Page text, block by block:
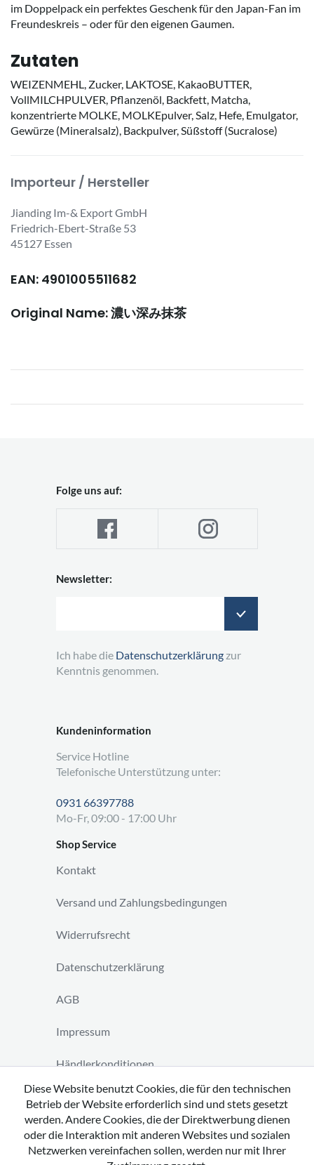
im Doppelpack ein perfektes Geschenk für den Japan-Fan im
Freundeskreis – oder für den eigenen Gaumen.
Zutaten
WEIZENMEHL, Zucker, LAKTOSE, KakaoBUTTER,
VollMILCHPULVER, Pflanzenöl, Backfett, Matcha,
konzentrierte MOLKE, MOLKEpulver, Salz, Hefe, Emulgator,
Gewürze (Mineralsalz), Backpulver, Süßstoff (Sucralose)
Importeur / Hersteller
Jianding Im-& Export GmbH
Friedrich-Ebert-Straße 53
45127 Essen
EAN: 4901005511682
Original Name: 濃い深み抹茶
Kundeninformation
Service Hotline
Telefonische Unterstützung unter:
0931 66397788
Mo-Fr, 09:00 - 17:00 Uhr
Shop Service
Kontakt
Versand und Zahlungsbedingungen
Widerrufsrecht
Datenschutzerklärung
AGB
Impressum
Händlerkonditionen
Vertrag widerrufen
Folge uns auf:
Newsletter:
Ich habe die Datenschutzerklärung zur
Kenntnis genommen.
Diese Website benutzt Cookies, die für den technischen
Betrieb der Website erforderlich sind und stets gesetzt
werden. Andere Cookies, die der Direktwerbung dienen
oder die Interaktion mit anderen Websites und sozialen
Netzwerken vereinfachen sollen, werden nur mit Ihrer